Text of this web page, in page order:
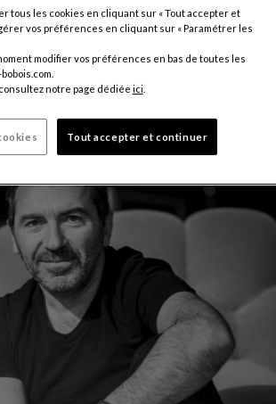
rendez-vous en magasin
tous les cookies en cliquant sur « Tout accepter et
vos préférences en cliquant sur « Paramétrer les
modifier vos préférences en bas de toutes les
notre page dédiée ici.
Tout accepter et continuer